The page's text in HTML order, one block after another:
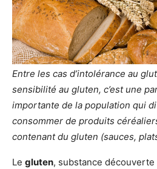
Entre les cas d’intolérance au
sensibilité au gluten, c’est une
importante de la population qui
consommer de produits
contenant du gluten (sauces,
Le gluten, substance découverte